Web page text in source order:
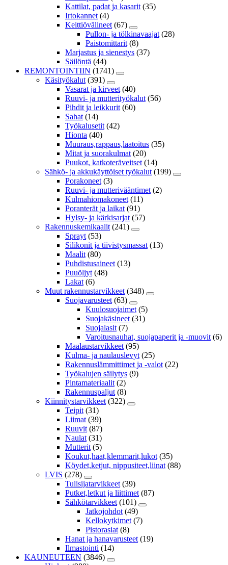
Kattilat, padat ja kasarit (35)
Irtokannet (4)
Keittiövälineet (67)
Pullon- ja tölkinavaajat (28)
Paistomittarit (8)
Marjastus ja sienestys (37)
Säilöntä (44)
REMONTOINTIIN (1741)
Käsityökalut (391)
Vasarat ja kirveet (40)
Ruuvi- ja mutterityökalut (56)
Pihdit ja leikkurit (60)
Sahat (14)
Työkalusetit (42)
Hionta (40)
Muuraus,rappaus,laatoitus (35)
Mitat ja suorakulmat (20)
Puukot, katkoteräveitset (14)
Sähkö- ja akkukäyttöiset työkalut (199)
Porakoneet (3)
Ruuvi- ja mutterivääntimet (2)
Kulmahiomakoneet (11)
Poranterät ja laikat (91)
Hylsy- ja kärkisarjat (57)
Rakennuskemikaalit (241)
Sprayt (53)
Silikonit ja tiivistysmassat (13)
Maalit (80)
Puhdistusaineet (13)
Puuöljyt (48)
Lakat (6)
Muut rakennustarvikkeet (348)
Suojavarusteet (63)
Kuulosuojaimet (5)
Suojakäsineet (31)
Suojalasit (7)
Varoitusnauhat, suojapaperit ja -muovit (6)
Maalaustarvikkeet (95)
Kulma- ja naulauslevyt (25)
Rakennuslämmittimet ja -valot (22)
Työkalujen säilytys (9)
Pintamateriaalit (2)
Rakennuspaljut (8)
Kiinnitystarvikkeet (322)
Teipit (31)
Liimat (39)
Ruuvit (87)
Naulat (31)
Mutterit (5)
Koukut,haat,klemmarit,lukot (35)
Köydet,ketjut, nippusiteet,liinat (88)
LVIS (278)
Tulisijatarvikkeet (39)
Putket,letkut ja liittimet (87)
Sähkötarvikkeet (101)
Jatkojohdot (49)
Kellokytkimet (7)
Pistorasiat (8)
Hanat ja hanavarusteet (19)
Ilmastointi (14)
KAUNEUTEEN (3846)